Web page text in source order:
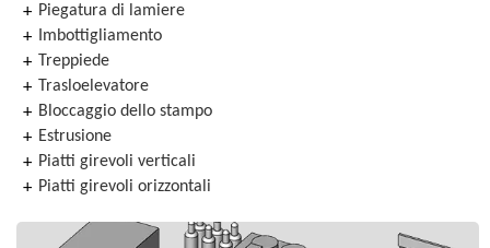
Piegatura di lamiere
Imbottigliamento
Treppiede
Trasloelevatore
Bloccaggio dello stampo
Estrusione
Piatti girevoli verticali
Piatti girevoli orizzontali